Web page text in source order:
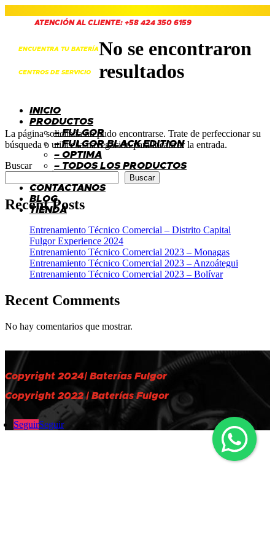
ATENCIÓN AL CLIENTE: +58 424 350 6159
ENCUENTRA TU BATERÍA
CENTROS DE SERVICIO
INICIO
PRODUCTOS
– FULGOR
– FULGOR BLACK EDITION
– OPTIMA
– TODOS LOS PRODUCTOS
CONTÁCTANOS
BLOG
TIENDA
No se encontraron
resultados
La página solicitada no pudo encontrarse. Trate de perfeccionar su
búsqueda o utilice la navegación para localizar la entrada.
Buscar
Buscar
Recent Posts
Entrenamiento Técnico Comercial – Distrito Capital
Fulgor Experience 2024
Entrenamiento Técnico Comercial 2023 – Monagas
Entrenamiento Técnico Comercial 2023 – Anzoátegui
Entrenamiento Técnico Comercial 2023 – Bolívar
Recent Comments
No hay comentarios que mostrar.
Copyright 2024| Baterías Fulgor
Copyright 2022 | Baterías Fulgor
SeguirSeguir